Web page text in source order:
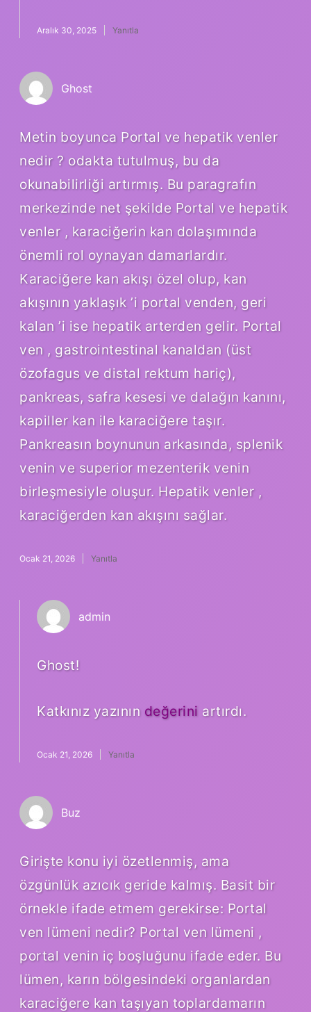
Aralık 30, 2025 Yanıtla
Ghost
Metin boyunca Portal ve hepatik venler
nedir ? odakta tutulmuş, bu da
okunabilirliği artırmış. Bu paragrafın
merkezinde net şekilde Portal ve hepatik
venler , karaciğerin kan dolaşımında
önemli rol oynayan damarlardır.
Karaciğere kan akışı özel olup, kan
akışının yaklaşık ’i portal venden, geri
kalan ’i ise hepatik arterden gelir. Portal
ven , gastrointestinal kanaldan (üst
özofagus ve distal rektum hariç),
pankreas, safra kesesi ve dalağın kanını,
kapiller kan ile karaciğere taşır.
Pankreasın boynunun arkasında, splenik
venin ve superior mezenterik venin
birleşmesiyle oluşur. Hepatik venler ,
karaciğerden kan akışını sağlar.
Ocak 21, 2026 Yanıtla
admin
Ghost!
Katkınız yazının değerini artırdı.
Ocak 21, 2026 Yanıtla
Buz
Girişte konu iyi özetlenmiş, ama
özgünlük azıcık geride kalmış. Basit bir
örnekle ifade etmem gerekirse: Portal
ven lümeni nedir? Portal ven lümeni ,
portal venin iç boşluğunu ifade eder. Bu
lümen, karın bölgesindeki organlardan
karaciğere kan taşıyan toplardamarın